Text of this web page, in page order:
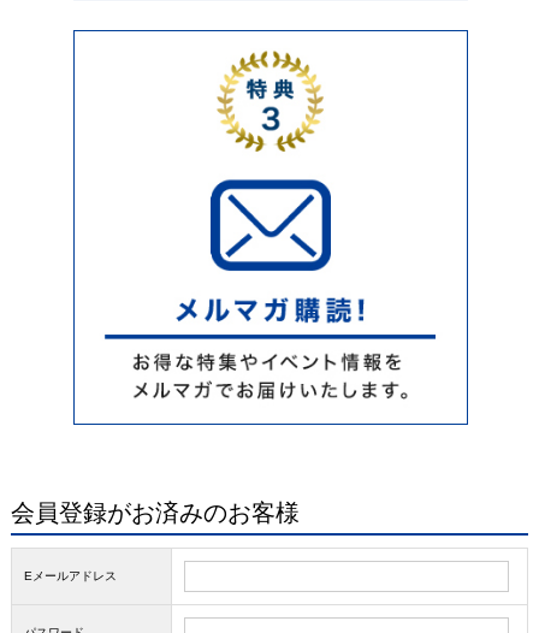
会員登録がお済みのお客様
Eメールアドレス